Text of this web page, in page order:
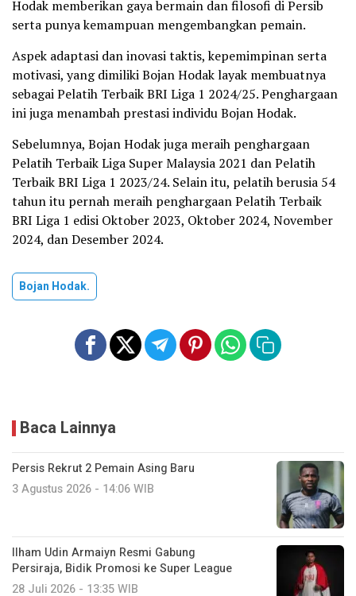
Hodak memberikan gaya bermain dan filosofi di Persib
serta punya kemampuan mengembangkan pemain.
Aspek adaptasi dan inovasi taktis, kepemimpinan serta
motivasi, yang dimiliki Bojan Hodak layak membuatnya
sebagai Pelatih Terbaik BRI Liga 1 2024/25. Penghargaan
ini juga menambah prestasi individu Bojan Hodak.
Sebelumnya, Bojan Hodak juga meraih penghargaan
Pelatih Terbaik Liga Super Malaysia 2021 dan Pelatih
Terbaik BRI Liga 1 2023/24. Selain itu, pelatih berusia 54
tahun itu pernah meraih penghargaan Pelatih Terbaik
BRI Liga 1 edisi Oktober 2023, Oktober 2024, November
2024, dan Desember 2024.
Bojan Hodak.
Baca Lainnya
Persis Rekrut 2 Pemain Asing Baru
3 Agustus 2026 - 14:06 WIB
Ilham Udin Armaiyn Resmi Gabung
Persiraja, Bidik Promosi ke Super League
28 Juli 2026 - 13:35 WIB